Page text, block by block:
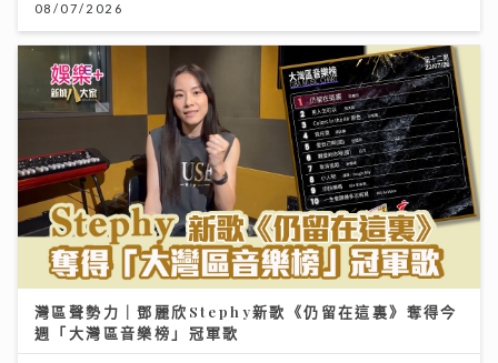
08/07/2026
灣區聲勢力｜鄧麗欣Stephy新歌《仍留在這裏》奪得今
週「大灣區音樂榜」冠軍歌